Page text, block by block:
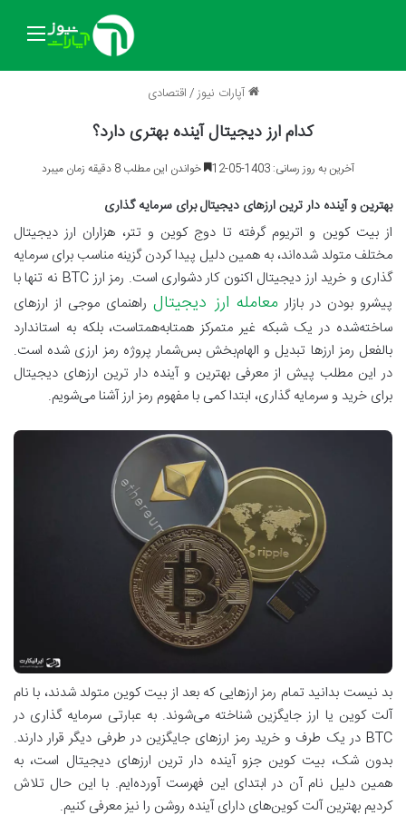
منو
آپارات نیوز/اقتصادی
کدام ارز دیجیتال آینده بهتری دارد؟
آخرین به روز رسانی: 1403-05-12 خواندن این مطلب 8 دقیقه زمان میبرد
بهترین و آینده دار ترین ارزهای دیجیتال برای سرمایه گذاری
از بیت کوین و اتریوم گرفته تا دوج کوین و تتر، هزاران ارز دیجیتال
مختلف متولد شده‌اند، به همین دلیل پیدا کردن گزینه مناسب برای سرمایه
گذاری و خرید ارز دیجیتال اکنون کار دشواری است. رمز ارز BTC نه تنها با
پیشرو بودن در بازارمعامله ارز دیجیتالراهنمای موجی از ارزهای
ساخته‌شده در یک شبکه غیر متمرکز همتابه‌همتاست، بلکه به استاندارد
بالفعل رمز ارزها تبدیل و الهام‌بخش بس‌شمار پروژه رمز ارزی شده است.
در این مطلب پیش از معرفی بهترین و آینده دار ترین ارزهای دیجیتال
برای خرید و سرمایه گذاری، ابتدا کمی با مفهوم رمز ارز آشنا می‌شویم.
بد نیست بدانید تمام رمز ارزهایی که بعد از بیت کوین متولد شدند، با نام
آلت کوین یا ارز جایگزین شناخته می‌شوند. به عبارتی سرمایه گذاری در
BTC در یک طرف و خرید رمز ارزهای جایگزین در طرفی دیگر قرار دارند.
بدون شک، بیت کوین جزو آینده دار ترین ارزهای دیجیتال است، به
همین دلیل نام آن در ابتدای این فهرست آورده‌ایم. با این حال تلاش
کردیم بهترین آلت کوین‌های دارای آینده روشن را نیز معرفی کنیم.